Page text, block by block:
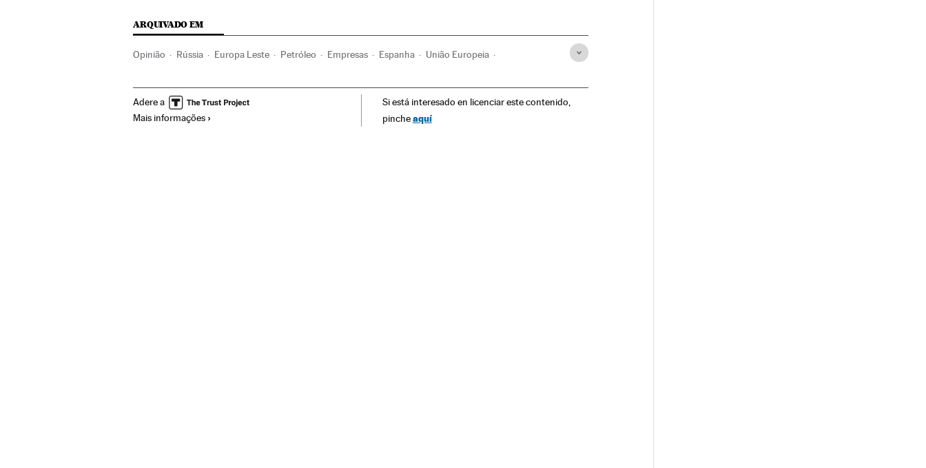
ARQUIVADO EM
Opinião Rússia Europa Leste Petróleo Empresas Espanha União Europeia
Relações exteriores Energia não renovável Fontes energia Energia
Adere a
Mais informações
Si está interesado en licenciar este contenido,
pincheaquí